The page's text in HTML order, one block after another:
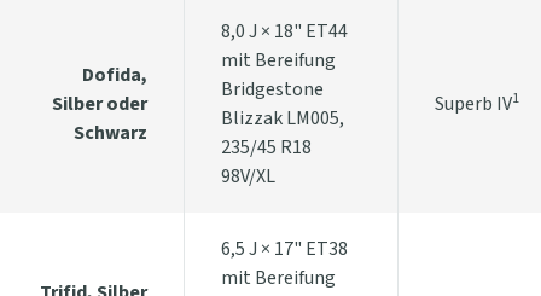
Dofida,
Silber oder
Schwarz
8,0 J × 18" ET44
mit Bereifung
Bridgestone
Blizzak LM005,
235/45 R18
98V/XL
Superb IV1
6,5 J × 17" ET38
mit Bereifung